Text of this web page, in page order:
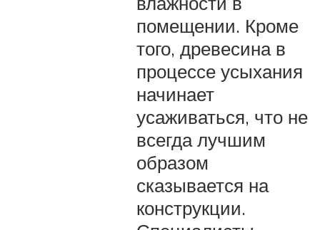
помещении. Кроме
того, древесина в
процессе усыхания
начинает
усаживаться, что не
всегда лучшим
образом
сказывается на
конструкции.